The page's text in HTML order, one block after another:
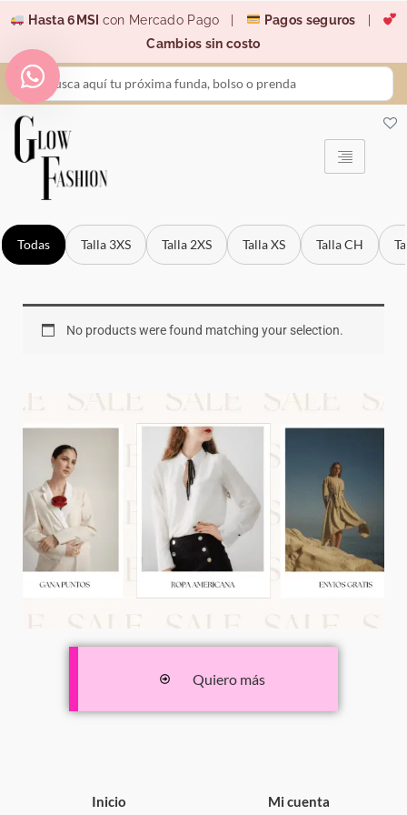
contenido
Hasta 6MSI con Mercado Pago | Pagos seguros
Cambios sin costo
Search
...
Todas Talla 3XS Talla 2XS Talla XS Talla CH
No products were found matching your selection.
Quiero más
Inicio Mi cuenta